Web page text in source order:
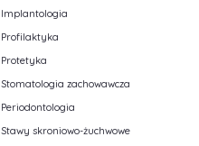
Implantologia
Profilaktyka
Protetyka
Stomatologia zachowawcza
Periodontologia
Stawy skroniowo-żuchwowe